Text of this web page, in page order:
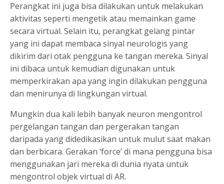
Perangkat ini juga bisa dilakukan untuk melakukan
aktivitas seperti mengetik atau memainkan game
secara virtual. Selain itu, perangkat gelang pintar
yang ini dapat membaca sinyal neurologis yang
dikirim dari otak pengguna ke tangan mereka. Sinyal
ini dibaca untuk kemudian digunakan untuk
memperkirakan apa yang ingin dilakukan pengguna
dan menirunya di lingkungan virtual.
Mungkin dua kali lebih banyak neuron mengontrol
pergelangan tangan dan pergerakan tangan
daripada yang didedikasikan untuk mulut saat makan
dan berbicara. Gerakan ‘force’ di mana pengguna bisa
menggunakan jari mereka di dunia nyata untuk
mengontrol objek virtual di AR.